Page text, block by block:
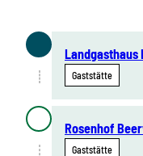
Landgasthaus
Gaststätte
Rosenhof
Gaststätte